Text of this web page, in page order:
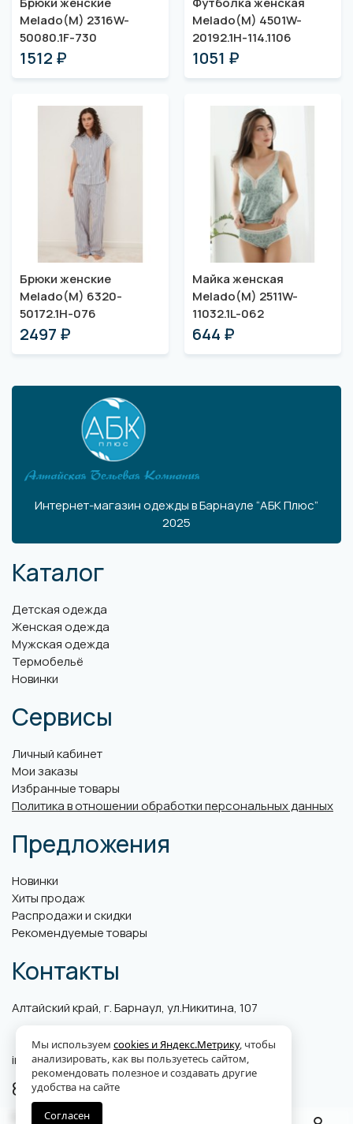
Melado(M) 2316W-
50080.1F-730
1512 ₽
Melado(M) 4501W-
20192.1H-114.1106
1051 ₽
Брюки женские
Melado(M) 6320-
50172.1H-076
2497 ₽
Майка женская
Melado(M) 2511W-
11032.1L-062
644 ₽
Интернет-магазин одежды в Барнауле “АБК Плюс”
2025
Каталог
Детская одежда
Женская одежда
Мужская одежда
Термобельё
Новинки
Сервисы
Личный кабинет
Мои заказы
Избранные товары
Политика в отношении обработки персональных данных
Предложения
Новинки
Хиты продаж
Распродажи и скидки
Рекомендуемые товары
Контакты
Алтайский край, г. Барнаул, ул.Никитина, 107
info@abk-plus.ru
8 (3852) 560-599
Единый телефон поддержки клиентов
Мы используем cookies и Яндекс.Метрику, чтобы
анализировать, как вы пользуетесь сайтом,
рекомендовать полезное и создавать другие
удобства на сайте
Согласен